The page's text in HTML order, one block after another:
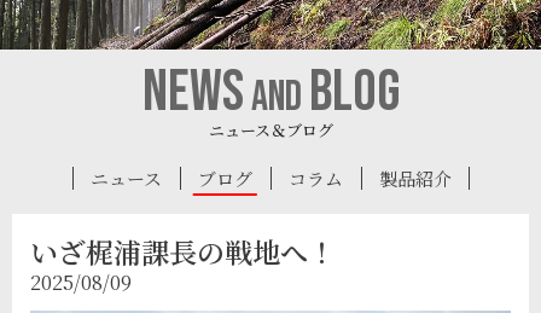
newsand blog
ニュース＆ブログ
ニュース ブログ コラム 製品紹介
いざ梶浦課長の戦地へ！
2025/08/09